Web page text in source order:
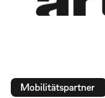
Mobilitätspartner